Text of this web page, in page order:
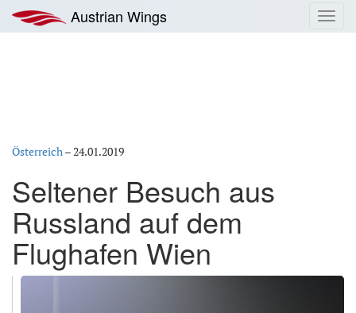
Inhalt
springen
Austrian Wings
Österreich–24.01.2019
Seltener Besuch aus
Russland auf dem
Flughafen Wien